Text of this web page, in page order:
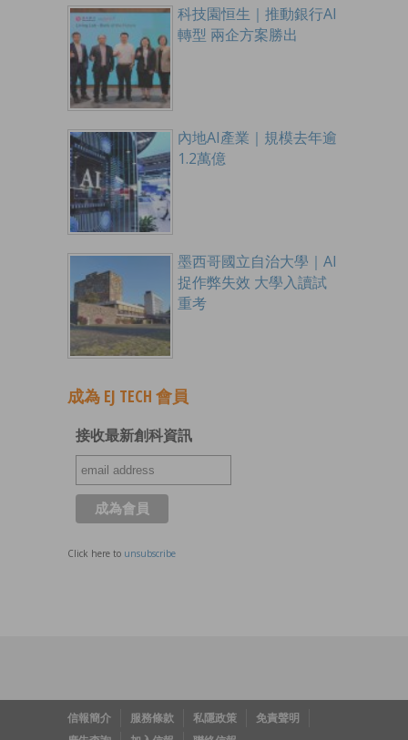
科技園恒生｜推動銀行AI
轉型 兩企方案勝出
內地AI產業｜規模去年逾
1.2萬億
墨西哥國立自治大學｜AI
捉作弊失效 大學入讀試
重考
成為 EJ TECH 會員
接收最新創科資訊
Click here to unsubscribe
信報簡介 服務條款 私隱政策
免責聲明